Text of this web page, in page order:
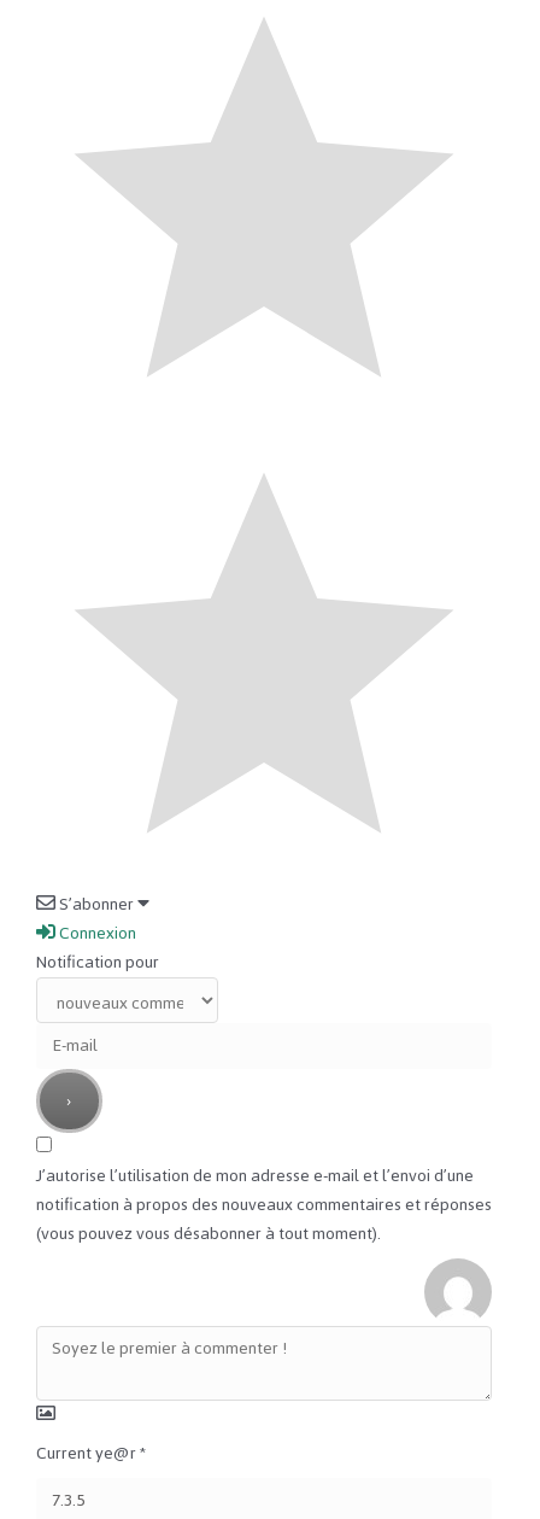
S’abonner
Connexion
Notification pour
J’autorise l’utilisation de mon adresse e-mail et l’envoi d’une
notification à propos des nouveaux commentaires et réponses
(vous pouvez vous désabonner à tout moment).
Current ye@r*